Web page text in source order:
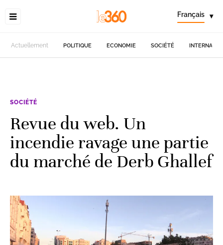
Français ▾
Actuellement POLITIQUE ECONOMIE SOCIÉTÉ
SOCIÉTÉ
Revue du web. Un
incendie ravage une partie
du marché de Derb Ghallef